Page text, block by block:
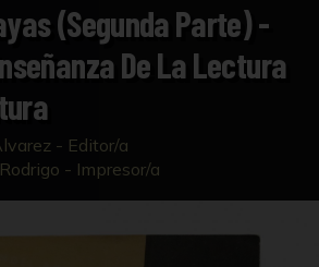
(segunda Parte) -
De La Lectura
- Editor/a
- Impresor/a